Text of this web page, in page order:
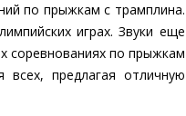
по прыжкам с трамплина.
играх. Звуки еще
соревнованиях по прыжкам
предлагая отличную